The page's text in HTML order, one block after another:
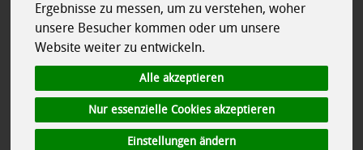
Ergebnisse zu messen, um zu verstehen, woher
unsere Besucher kommen oder um unsere
Website weiter zu entwickeln.
Alle akzeptieren
Nur essenzielle Cookies akzeptieren
Einstellungen ändern
Hersteller Ernährung
Allergene
Käse aus pasteurisierter Milch
Käse aus thermisierter Milch
Regional